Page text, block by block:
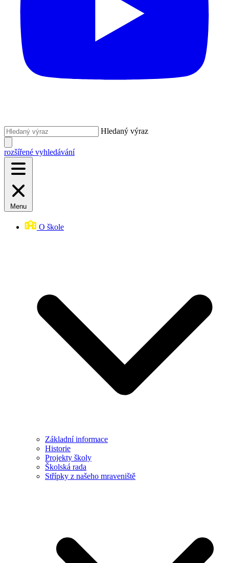
Hledaný výraz
rozšířené vyhledávání
Menu
O škole
Základní informace
Historie
Projekty školy
Školská rada
Střípky z našeho mraveniště